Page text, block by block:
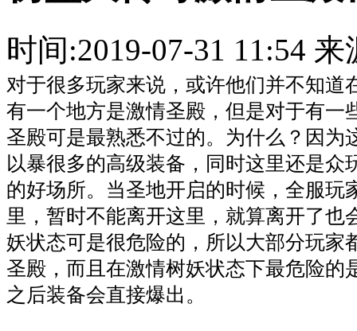
时间:2019-07-31 11:54
对于很多玩家来说，或许他们并不知道
有一个地方是激情圣殿，但是对于有一
圣殿可是最熟悉不过的。为什么？因为
以暴很多的高级装备，同时这里还是众
的好场所。当圣地开启的时候，全服玩
里，暂时不能离开这里，就算离开了也
妖状态可是很危险的，所以大部分玩家
圣殿，而且在激情树妖状态下最危险的
之后装备会直接爆出。